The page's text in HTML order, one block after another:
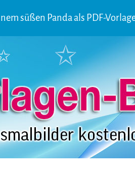
süßen Panda als PDF-